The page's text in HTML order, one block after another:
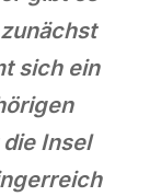
sich ein
Insel